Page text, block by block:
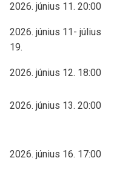
2026. június 11. 20:00
2026. június 11- július
19.
2026. június 12. 18:00
2026. június 13. 20:00
2026. június 16. 17:00